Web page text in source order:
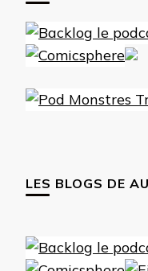
LES BLOGS DE